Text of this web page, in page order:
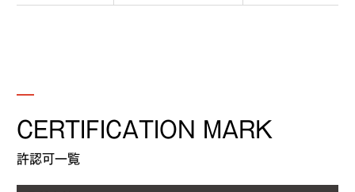
CERTIFICATION MARK
許認可一覧